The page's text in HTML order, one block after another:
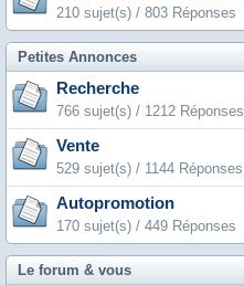
210 sujet(s) / 803 Réponses
Petites Annonces
Recherche
766 sujet(s) / 1212 Réponses
Vente
529 sujet(s) / 1144 Réponses
Autopromotion
170 sujet(s) / 449 Réponses
Le forum & vous